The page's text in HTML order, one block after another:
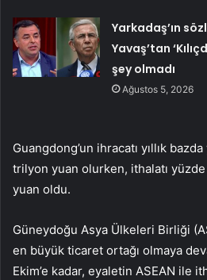
Yarkadaş’ın
Yavaş’tan
şey olmadı
Ağustos 5, 2026
Guangdong’un ihracatı yıllık
trilyon yuan olurken, ithalatı
yuan oldu.
Güneydoğu Asya Ülkeleri Birliği
en büyük ticaret ortağı olmaya
Ekim’e kadar, eyaletin ASEAN ile